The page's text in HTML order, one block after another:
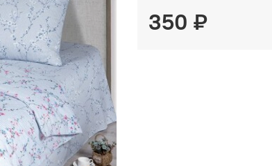
350 ₽